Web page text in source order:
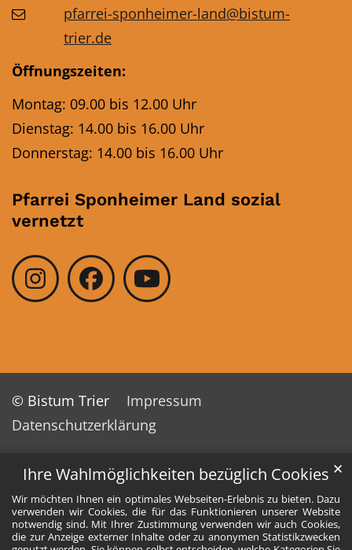
Ihre Wahlmöglichkeiten bezüglich Cookies
Wir möchten Ihnen ein optimales Webseiten-Erlebnis zu bieten. Dazu
verwenden wir Cookies, die für das Funktionieren unserer Website
notwendig sind. Mit Ihrer Zustimmung verwenden wir auch Cookies,
die zur Anzeige externer Inhalte oder zu anonymen Statistikzwecken
✕
pfarrei-sponheimer-land@bistum-
trier.de
Öffnungszeiten:
Montag: 09.00 bis 12.00 Uhr
Dienstag: 14.00 bis 16.00 Uhr
Donnerstag: 14.00 bis 16.00 Uhr
Pfarrei Sponheimer Land sozial
vernetzt
© Bistum Trier
Impressum
Datenschutzerklärung